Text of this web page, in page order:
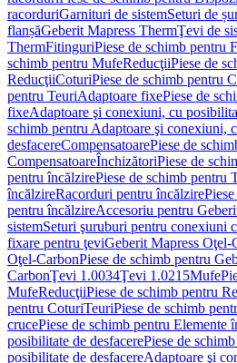
racorduriGarnituri de sistemSeturi de
flanșăGeberit Mapress ThermŢevi de
ThermFitinguriPiese de schimb pentru
schimb pentru MufeReducţiiPiese de
ReducţiiCoturiPiese de schimb pentru
pentru TeuriAdaptoare fixePiese de
fixeAdaptoare şi conexiuni, cu
schimb pentru Adaptoare şi conexiuni,
desfacereCompensatoarePiese de
CompensatoareÎnchizătoriPiese de
pentru încălzirePiese de schimb pentru
încălzireRacorduri pentru încălzire
pentru încălzireAccesoriu pentru
sistemSeturi şuruburi pentru conexiuni
fixare pentru ţeviGeberit Mapress Oţel-
Oţel-CarbonPiese de schimb pentru
CarbonŢevi 1.0034Ţevi 1.0215Mufe
MufeReducţiiPiese de schimb pentru
pentru CoturiTeuriPiese de schimb
crucePiese de schimb pentru Elemente
posibilitate de desfacerePiese de
posibilitate de desfacereAdaptoare şi